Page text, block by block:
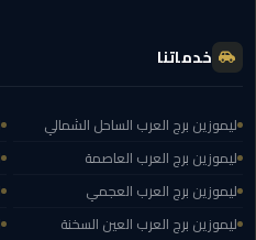
ليموزين
اسكندرية
ليموزين
الشمالي
خدمة
خدماتنا
ليموزين برج العرب الساحل الشمالي
ليموزين برج العرب العاصمة
ليموزين برج العرب العجمي
ليموزين برج العرب العين السخنة